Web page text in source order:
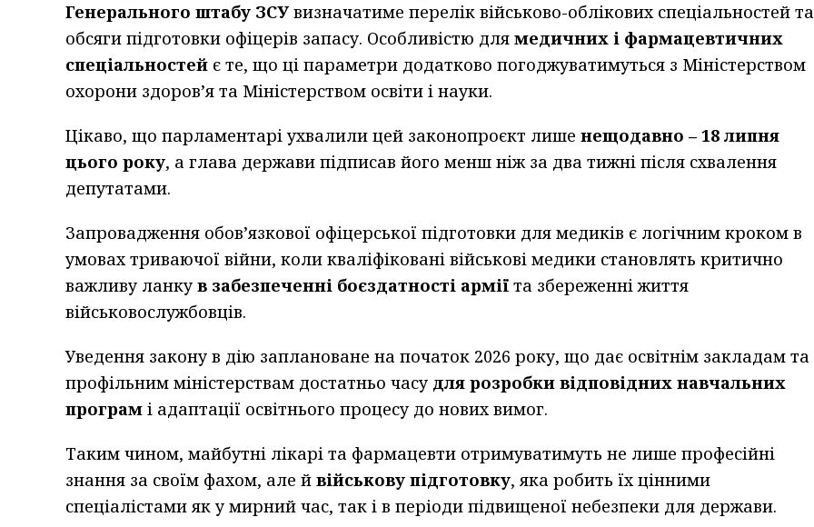
Генерального штабу ЗСУвизначатиме перелік військово-облікових спеціальностей та
обсяги підготовки офіцерів запасу. Особливістю для медичних і фармацевтичних
спеціальностей є те, що ці параметри додатково погоджуватимуться з Міністерством
охорони здоров’я та Міністерством освіти і науки.
Цікаво, що парламентарі ухвалили цей законопроєкт лише нещодавно – 18 липня
цього року, а глава держави підписав його менш ніж за два тижні після схвалення
депутатами.
Запровадження обов’язкової офіцерської підготовки для медиків є логічним кроком в
умовах триваючої війни, коли кваліфіковані військові медики становлять критично
важливу ланку в забезпеченні боєздатності армії та збереженні життя
військовослужбовців.
Уведення закону в дію заплановане на початок 2026 року, що дає освітнім закладам та
профільним міністерствам достатньо часу для розробки відповідних навчальних
програм і адаптації освітнього процесу до нових вимог.
Таким чином, майбутні лікарі та фармацевти отримуватимуть не лише професійні
знання за своїм фахом, але й військову підготовку, яка робить їх цінними
спеціалістами як у мирний час, так і в періоди підвищеної небезпеки для держави.